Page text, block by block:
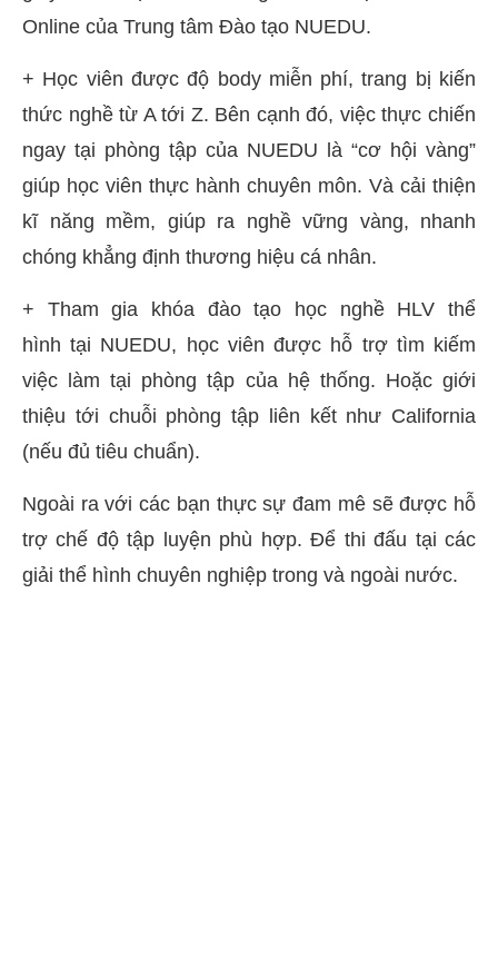
Online của Trung tâm Đào tạo NUEDU.
+ Học viên được độ body miễn phí, trang bị kiến
thức nghề từ A tới Z. Bên cạnh đó, việc thực chiến
ngay tại phòng tập của NUEDU là “cơ hội vàng”
giúp học viên thực hành chuyên môn. Và cải thiện
kĩ năng mềm, giúp ra nghề vững vàng, nhanh
chóng khẳng định thương hiệu cá nhân.
+ Tham gia khóa đào tạo học nghề HLV thể
hình tại NUEDU, học viên được hỗ trợ tìm kiếm
việc làm tại phòng tập của hệ thống. Hoặc giới
thiệu tới chuỗi phòng tập liên kết như California
(nếu đủ tiêu chuẩn).
Ngoài ra với các bạn thực sự đam mê sẽ được hỗ
trợ chế độ tập luyện phù hợp. Để thi đấu tại các
giải thể hình chuyên nghiệp trong và ngoài nước.